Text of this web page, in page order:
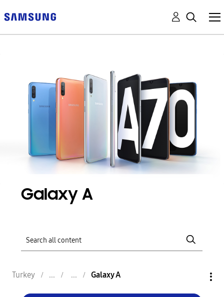
Galaxy A
Turkey Galaxy A